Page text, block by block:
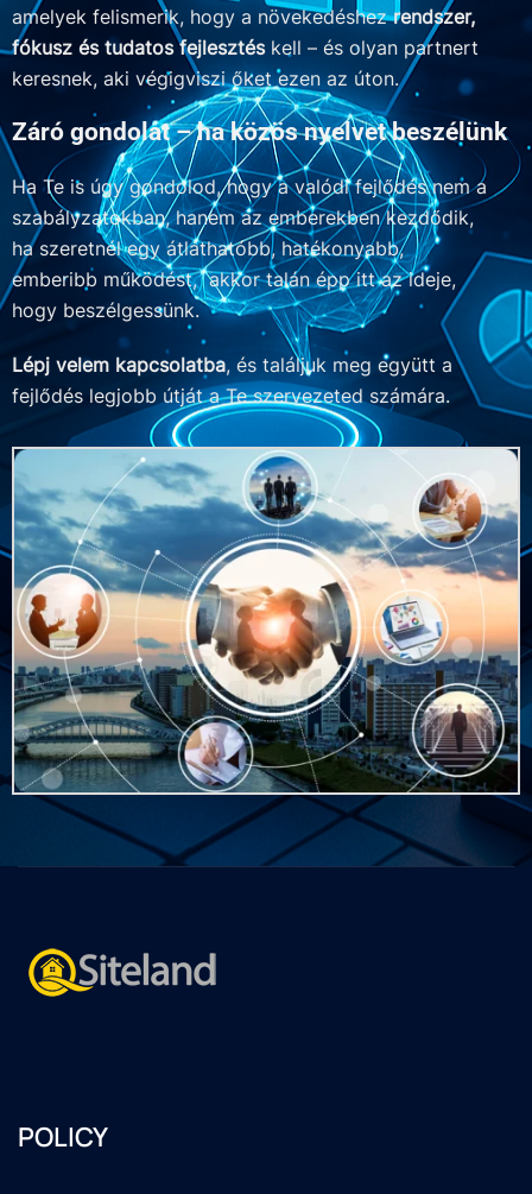
amelyek felismerik, hogy a növekedéshezrendszer,
fókusz és tudatos fejlesztéskell – és olyan partnert
keresnek, aki végigviszi őket ezen az úton.
Záró gondolat – ha közös nyelvet beszélünk​
Ha Te is úgy gondolod, hogy a valódi fejlődés nem a
szabályzatokban, hanem az emberekben kezdődik,
ha szeretnél egy átláthatóbb, hatékonyabb,
emberibb működést, akkor talán épp itt az ideje,
hogy beszélgessünk.
Lépj velem kapcsolatba, és találjuk meg együtt a
fejlődés legjobb útját a Te szervezeted számára.
POLICY